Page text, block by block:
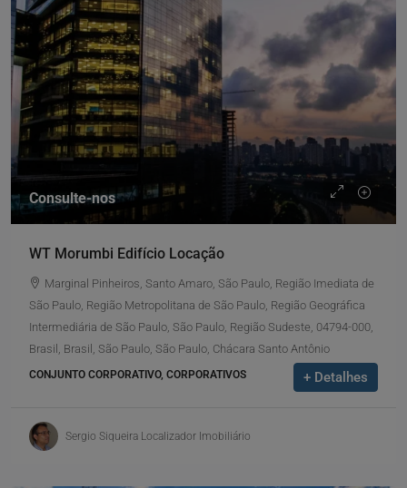
Consulte-nos
WT Morumbi Edifício Locação
Marginal Pinheiros, Santo Amaro, São Paulo, Região Imediata de
São Paulo, Região Metropolitana de São Paulo, Região Geográfica
Intermediária de São Paulo, São Paulo, Região Sudeste, 04794-000,
Brasil, Brasil, São Paulo, São Paulo, Chácara Santo Antônio
CONJUNTO CORPORATIVO, CORPORATIVOS + Detalhes
Sergio Siqueira Localizador Imobiliário